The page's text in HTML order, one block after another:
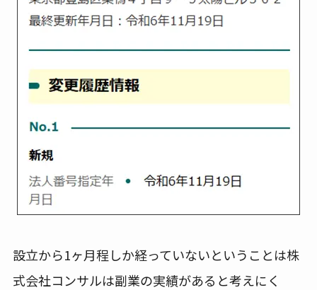
設立から1ヶ月程しか経っていないということは株
式会社コンサルは副業の実績があると考えにく